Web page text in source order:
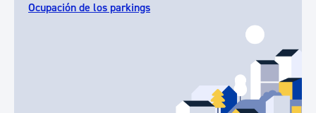
Ocupación de los parkings